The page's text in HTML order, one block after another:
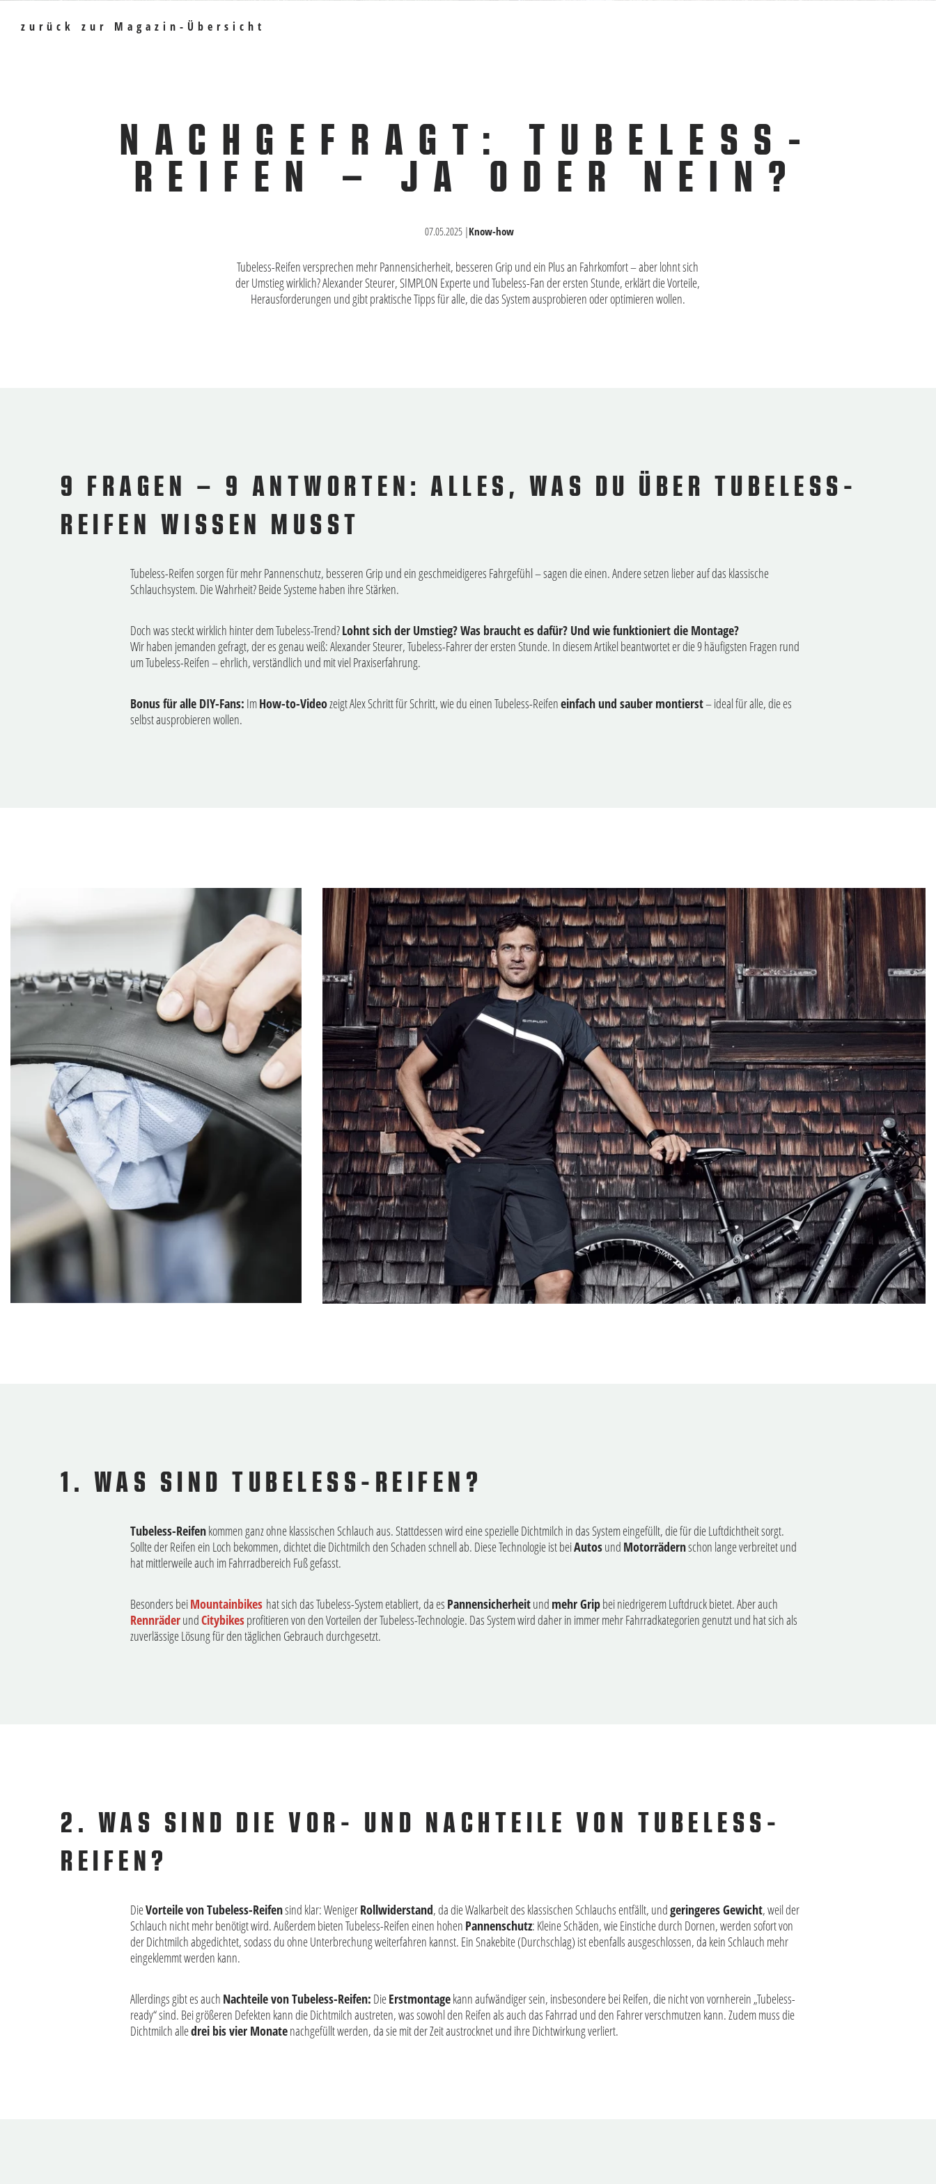
zurück zur Magazin-Übersicht
NACHGEFRAGT: TUBELESS-
REIFEN – JA ODER NEIN?
07.05.2025 |Know-how
Tubeless-Reifen versprechen mehr Pannensicherheit, besseren Grip und ein Plus an Fahrkomfort – aber lohnt sich
der Umstieg wirklich? Alexander Steurer, SIMPLON Experte und Tubeless-Fan der ersten Stunde, erklärt die Vorteile,
Herausforderungen und gibt praktische Tipps für alle, die das System ausprobieren oder optimieren wollen.
9 FRAGEN – 9 ANTWORTEN: ALLES, WAS DU ÜBER TUBELESS-
REIFEN WISSEN MUSST
Tubeless-Reifen sorgen für mehr Pannenschutz, besseren Grip und ein geschmeidigeres Fahrgefühl – sagen die einen. Andere setzen lieber auf das klassische
Schlauchsystem. Die Wahrheit? Beide Systeme haben ihre Stärken.
Doch was steckt wirklich hinter dem Tubeless-Trend?Lohnt sich der Umstieg? Was braucht es dafür? Und wie funktioniert die Montage?
Wir haben jemanden gefragt, der es genau weiß: Alexander Steurer, Tubeless-Fahrer der ersten Stunde. In diesem Artikel beantwortet er die 9 häufigsten Fragen rund
um Tubeless-Reifen – ehrlich, verständlich und mit viel Praxiserfahrung.
Bonus für alle DIY-Fans: ImHow-to-Videozeigt Alex Schritt für Schritt, wie du einen Tubeless-Reifeneinfach und sauber montierst– ideal für alle, die es
selbst ausprobieren wollen.
1. WAS SIND TUBELESS-REIFEN?
Tubeless-Reifenkommen ganz ohne klassischen Schlauch aus. Stattdessen wird eine spezielle Dichtmilch in das System eingefüllt, die für die Luftdichtheit sorgt.
Sollte der Reifen ein Loch bekommen, dichtet die Dichtmilch den Schaden schnell ab. Diese Technologie ist beiAutosund Motorrädernschon lange verbreitet und
hat mittlerweile auch im Fahrradbereich Fuß gefasst.
Besonders beiMountainbikeshat sich das Tubeless-System etabliert, da es Pannensicherheitund mehr Gripbei niedrigerem Luftdruck bietet. Aber auch
RennräderundCitybikesprofitieren von den Vorteilen der Tubeless-Technologie. Das System wird daher in immer mehr Fahrradkategorien genutzt und hat sich als
zuverlässige Lösung für den täglichen Gebrauch durchgesetzt.
2. WAS SIND DIE VOR- UND NACHTEILE VON TUBELESS-
REIFEN?
DieVorteile von Tubeless-Reifensind klar: WenigerRollwiderstand, da die Walkarbeit des klassischen Schlauchs entfällt, undgeringeres Gewicht, weil der
Schlauch nicht mehr benötigt wird. Außerdem bieten Tubeless-Reifen einen hohen Pannenschutz: Kleine Schäden, wie Einstiche durch Dornen, werden sofort von
der Dichtmilch abgedichtet, sodass du ohne Unterbrechung weiterfahren kannst. Ein Snakebite (Durchschlag) ist ebenfalls ausgeschlossen, da kein Schlauch mehr
eingeklemmt werden kann.
Allerdings gibt es auch Nachteile von Tubeless-Reifen: DieErstmontagekann aufwändiger sein, insbesondere bei Reifen, die nicht von vornherein „Tubeless-
ready“ sind. Bei größeren Defekten kann die Dichtmilch austreten, was sowohl den Reifen als auch das Fahrrad und den Fahrer verschmutzen kann. Zudem muss die
Dichtmilch alledrei bis vier Monatenachgefüllt werden, da sie mit der Zeit austrocknet und ihre Dichtwirkung verliert.